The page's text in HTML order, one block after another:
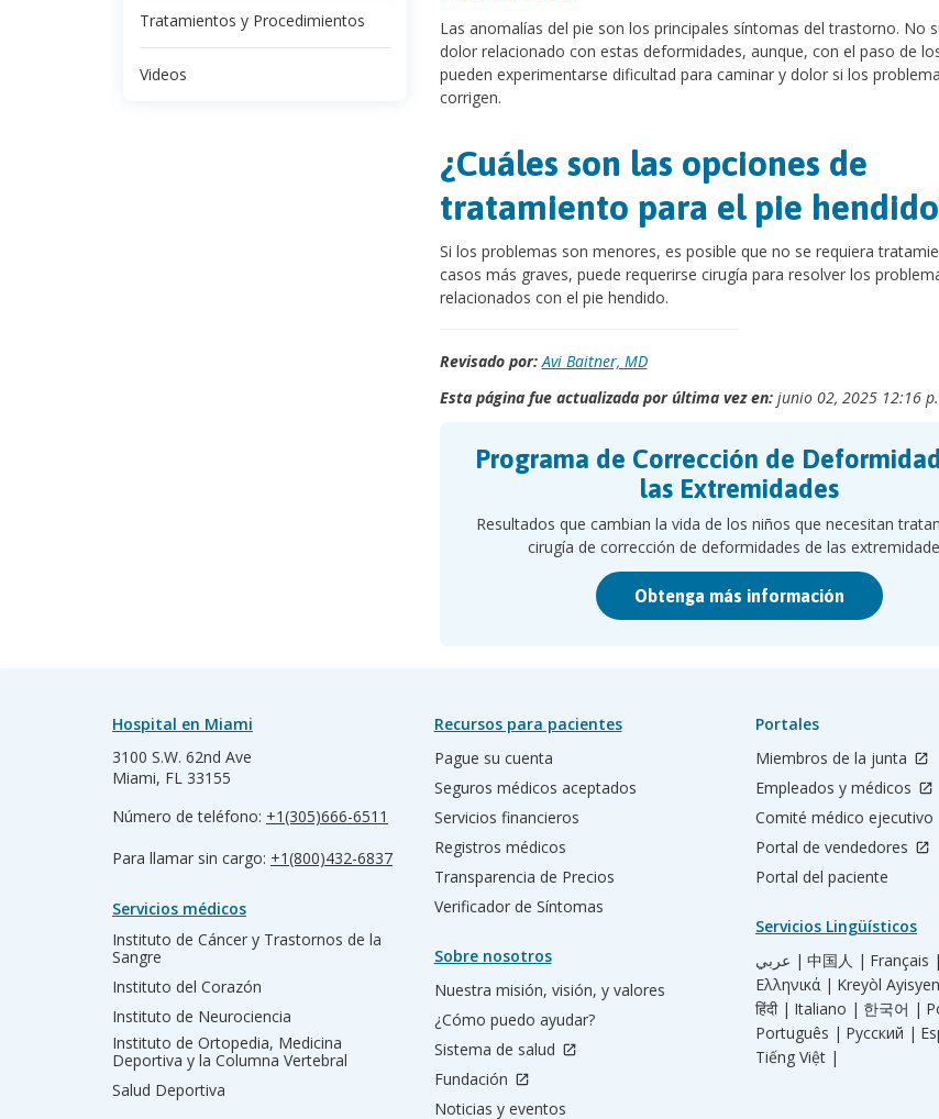
Tratamientos y Procedimientos
Videos
Las anomalías del pie son los principales síntomas del trastorno. No
dolor relacionado con estas deformidades, aunque, con el paso de
pueden experimentarse dificultad para caminar y dolor si los
corrigen.
¿Cuáles son las opciones de
tratamiento para el pie
Si los problemas son menores, es posible que no se requiera
casos más graves, puede requerirse cirugía para resolver los
relacionados con el pie hendido.
Revisado por: Avi Baitner, MD
Esta página fue actualizada por última vez en:junio 02, 2025 12:16
Programa de Corrección de
las Extremidades
Resultados que cambian la vida de los niños que necesitan
cirugía de corrección de deformidades de las
Obtenga más información
Hospital en Miami
3100 S.W. 62nd Ave
Miami, FL 33155
Número de teléfono: +1(305)666-6511
Para llamar sin cargo: +1(800)432-6837
Servicios médicos
Instituto de Cáncer y Trastornos de la
Sangre
Instituto del Corazón
Instituto de Neurociencia
Instituto de Ortopedia, Medicina
Deportiva y la Columna Vertebral
Salud Deportiva
Recursos para pacientes
Pague su cuenta
Seguros médicos aceptados
Servicios financieros
Registros médicos
Transparencia de Precios
Verificador de Síntomas
Sobre nosotros
Nuestra misión, visión, y valores
¿Cómo puedo ayudar?
Sistema de salud
Fundación
Noticias y eventos
Portales
Miembros de la junta
Empleados y médicos
Comité médico ejecutivo
Portal de vendedores
Portal del paciente
Servicios Lingüísticos
عربي | 中国人 | Français |
Ελληνικά | Kreyòl
हिंदी | Italiano | 한국어 |
Português | Русский |
Tiếng Việt |